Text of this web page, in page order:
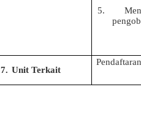
5.
7. Unit Terkait
Pendaftaran